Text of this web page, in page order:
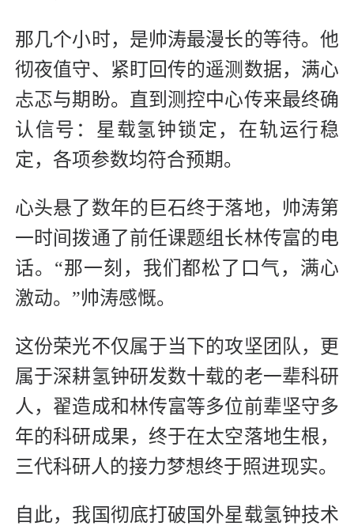
那几个小时，是帅涛最漫长的等待。他
彻夜值守、紧盯回传的遥测数据，满心
忐忑与期盼。直到测控中心传来最终确
认信号：星载氢钟锁定，在轨运行稳
定，各项参数均符合预期。
心头悬了数年的巨石终于落地，帅涛第
一时间拨通了前任课题组长林传富的电
话。“那一刻，我们都松了口气，满心
激动。”帅涛感慨。
这份荣光不仅属于当下的攻坚团队，更
属于深耕氢钟研发数十载的老一辈科研
人，翟造成和林传富等多位前辈坚守多
年的科研成果，终于在太空落地生根，
三代科研人的接力梦想终于照进现实。
自此，我国彻底打破国外星载氢钟技术